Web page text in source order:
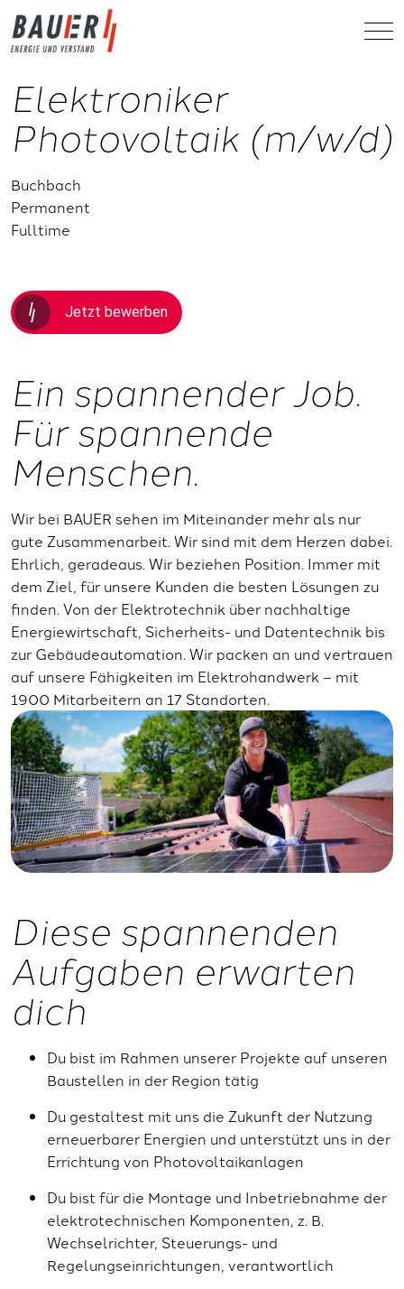
Elektroniker
Photovoltaik (m/w/d)
Buchbach
Permanent
Fulltime
Jetzt bewerben
Ein spannender Job.
Für spannende
Menschen.
Wir bei BAUER sehen im Miteinander mehr als nur
gute Zusammenarbeit. Wir sind mit dem Herzen dabei.
Ehrlich, geradeaus. Wir beziehen Position. Immer mit
dem Ziel, für unsere Kunden die besten Lösungen zu
finden. Von der Elektrotechnik über nachhaltige
Energiewirtschaft, Sicherheits- und Datentechnik bis
zur Gebäudeautomation. Wir packen an und vertrauen
auf unsere Fähigkeiten im Elektrohandwerk – mit
1900 Mitarbeitern an 17 Standorten.
Diese spannenden
Aufgaben erwarten
dich
Du bist im Rahmen unserer Projekte auf unseren
Baustellen in der Region tätig
Du gestaltest mit uns die Zukunft der Nutzung
erneuerbarer Energien und unterstützt uns in der
Errichtung von Photovoltaikanlagen
Du bist für die Montage und Inbetriebnahme der
elektrotechnischen Komponenten, z. B.
Wechselrichter, Steuerungs- und
Regelungseinrichtungen, verantwortlich